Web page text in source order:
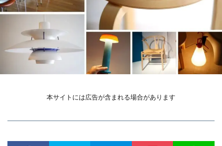
本サイトには広告が含まれる場合があります